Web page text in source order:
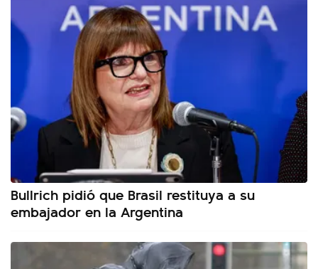
Bullrich pidió que Brasil restituya a su
embajador en la Argentina